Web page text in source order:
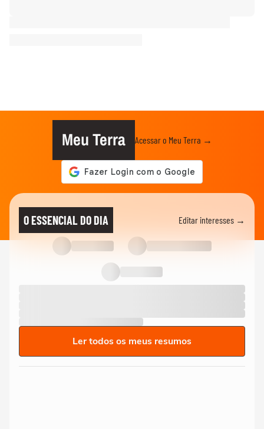
Meu Terra Acessar o Meu Terra →
O ESSENCIAL DO DIA Editar interesses →
Ler todos os meus resumos